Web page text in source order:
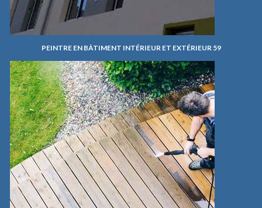
PEINTRE EN BÂTIMENT INTÉRIEUR ET EXTÉRIEUR 59